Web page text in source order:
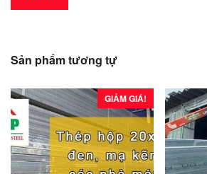
Sản phẩm tương tự
GIẢM GIÁ!